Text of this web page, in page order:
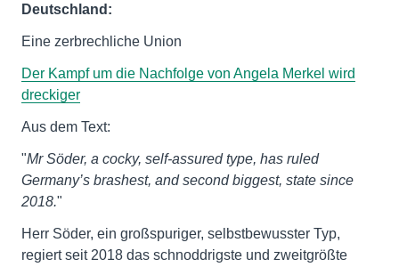
Deutschland:
Eine zerbrechliche Union
Der Kampf um die Nachfolge von Angela Merkel wird
dreckiger
Aus dem Text:
"Mr Söder, a cocky, self-assured type, has ruled
Germany’s brashest, and second biggest, state since
2018."
Herr Söder, ein großspuriger, selbstbewusster Typ,
regiert seit 2018 das schnoddrigste und zweitgrößte